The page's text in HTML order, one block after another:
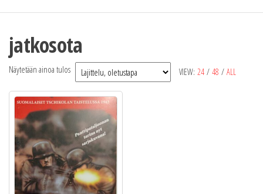
jatkosota
VIEW: 24 / 48 / ALL
Näytetään ainoa tulos